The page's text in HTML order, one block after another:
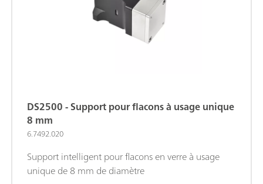
DS2500 - Support pour flacons à usage unique
8 mm
6.7492.020
Support intelligent pour flacons en verre à usage
unique de 8 mm de diamètre